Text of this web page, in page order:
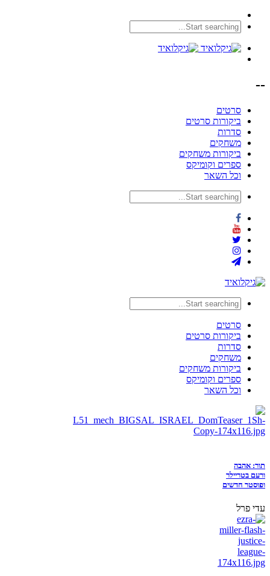
--
סרטים
ביקורות סרטים
סדרות
משחקים
ביקורות משחקים
ספרים וקומיקס
וכל השאר
סרטים
ביקורות סרטים
סדרות
משחקים
ביקורות משחקים
ספרים וקומיקס
וכל השאר
תור: אהבה
ורעם בטריילר
ופוסטר חדשים
עדי פרל